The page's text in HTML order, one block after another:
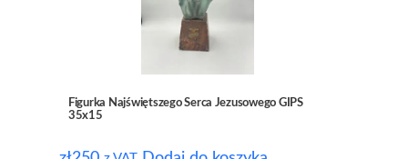
Figurka Najświętszego Serca Jezusowego GIPS
35x15